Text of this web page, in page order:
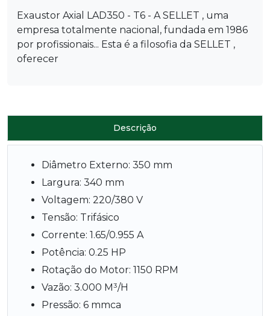
Exaustor Axial LAD350 - T6 - A SELLET , uma
empresa totalmente nacional, fundada em 1986
por profissionais... Esta é a filosofia da SELLET ,
oferecer
Descrição
Diâmetro Externo: 350 mm
Largura: 340 mm
Voltagem: 220/380 V
Tensão: Trifásico
Corrente: 1.65/0.955 A
Potência: 0.25 HP
Rotação do Motor: 1150 RPM
Vazão: 3.000 M³/H
Pressão: 6 mmca